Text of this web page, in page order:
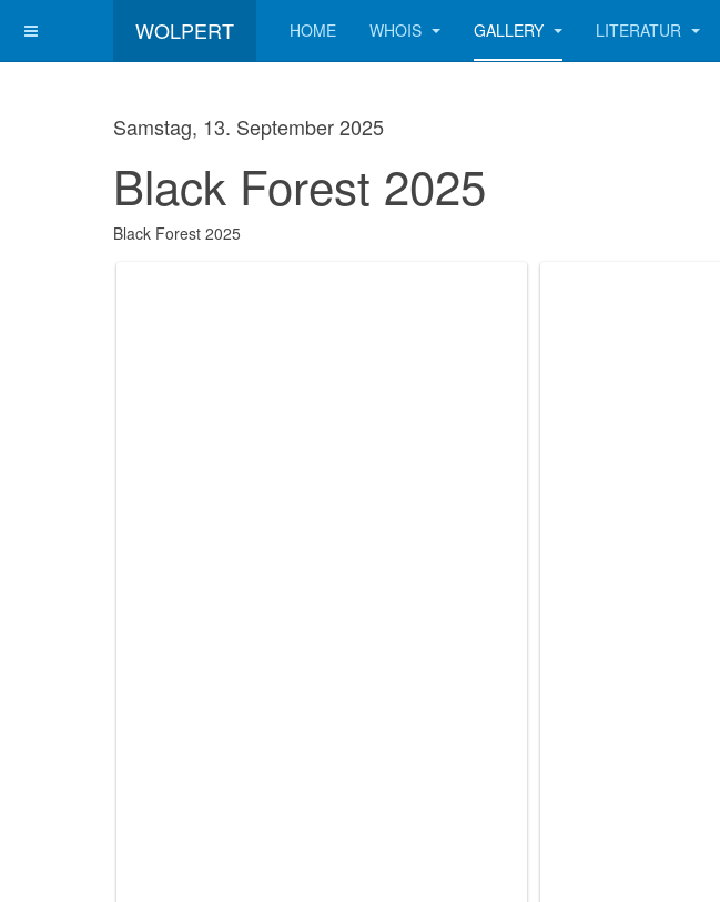
WOLPERT HOME WHOIS GALLERY LITERATUR
Samstag, 13. September 2025
Black Forest 2025
Black Forest 2025